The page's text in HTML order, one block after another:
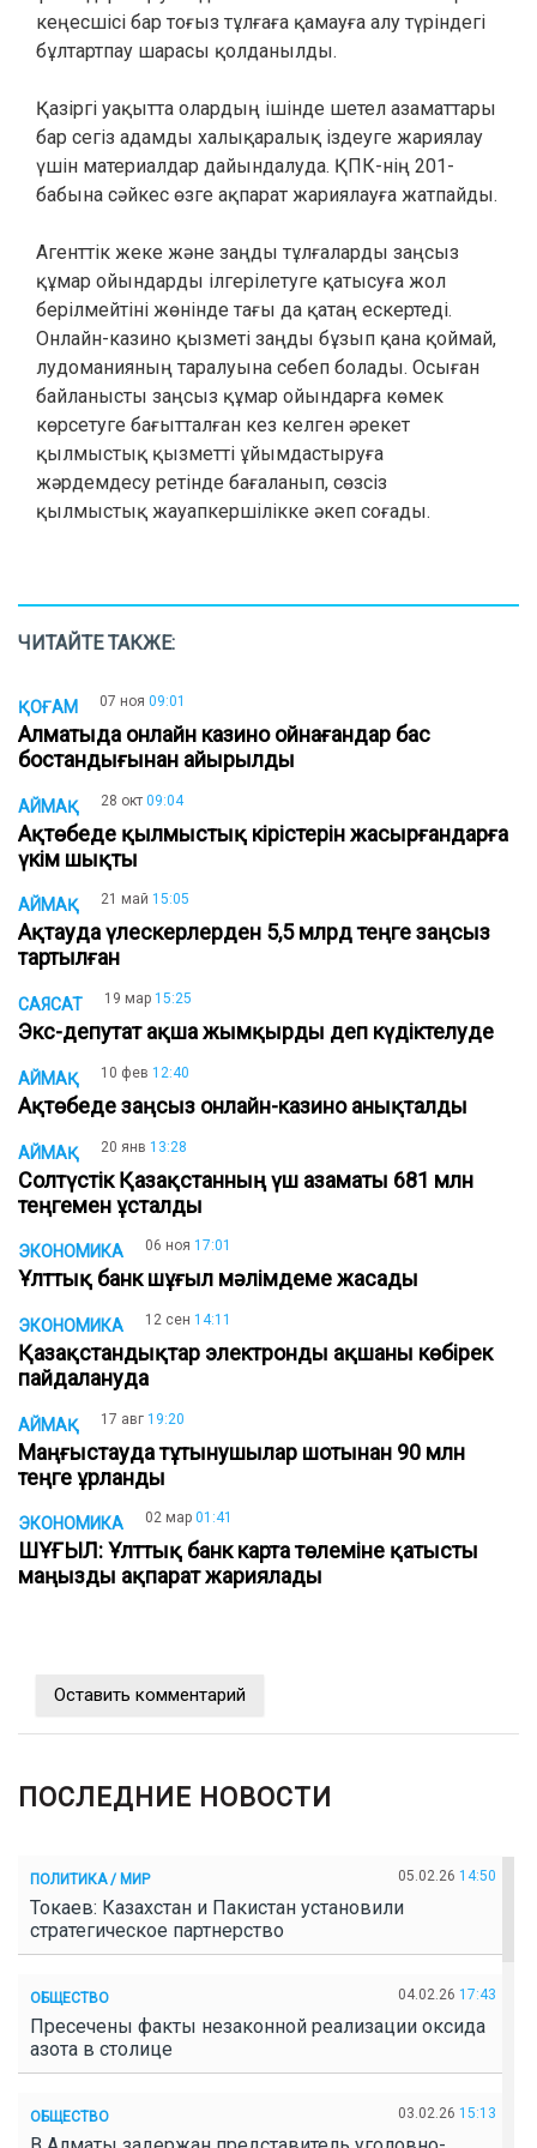
кеңесшісі бар тоғыз тұлғаға қамауға алу түріндегі
бұлтартпау шарасы қолданылды.
Қазіргі уақытта олардың ішінде шетел азаматтары
бар сегіз адамды халықаралық іздеуге жариялау
үшін материалдар дайындалуда. ҚПК-нің 201-
бабына сәйкес өзге ақпарат жариялауға жатпайды.
Агенттік жеке және заңды тұлғаларды заңсыз
құмар ойындарды ілгерілетуге қатысуға жол
берілмейтіні жөнінде тағы да қатаң ескертеді.
Онлайн-казино қызметі заңды бұзып қана қоймай,
лудоманияның таралуына себеп болады. Осыған
байланысты заңсыз құмар ойындарға көмек
көрсетуге бағытталған кез келген әрекет
қылмыстық қызметті ұйымдастыруға
жәрдемдесу ретінде бағаланып, сөзсіз
қылмыстық жауапкершілікке әкеп соғады.
ЧИТАЙТЕ ТАКЖЕ:
ҚОҒАМ 07 ноя 09:01
Алматыда онлайн казино ойнағандар бас
бостандығынан айырылды
АЙМАҚ 28 окт 09:04
Ақтөбеде қылмыстық кірістерін жасырғандарға
үкім шықты
АЙМАҚ 21 май 15:05
Ақтауда үлескерлерден 5,5 млрд теңге заңсыз
тартылған
САЯСАТ 19 мар 15:25
Экс-депутат ақша жымқырды деп күдіктелуде
АЙМАҚ 10 фев 12:40
Ақтөбеде заңсыз онлайн-казино анықталды
АЙМАҚ 20 янв 13:28
Солтүстік Қазақстанның үш азаматы 681 млн
теңгемен ұсталды
ЭКОНОМИКА 06 ноя 17:01
Ұлттық банк шұғыл мәлімдеме жасады
ЭКОНОМИКА 12 сен 14:11
Қазақстандықтар электронды ақшаны көбірек
пайдалануда
АЙМАҚ 17 авг 19:20
Маңғыстауда тұтынушылар шотынан 90 млн
теңге ұрланды
ЭКОНОМИКА 02 мар 01:41
ШҰҒЫЛ: Ұлттық банк карта төлеміне қатысты
маңызды ақпарат жариялады
Оставить комментарий
ПОСЛЕДНИЕ НОВОСТИ
ПОЛИТИКА / МИР 05.02.26 14:50
Токаев: Казахстан и Пакистан установили
стратегическое партнерство
ОБЩЕСТВО 04.02.26 17:43
Пресечены факты незаконной реализации оксида
азота в столице
ОБЩЕСТВО 03.02.26 15:13